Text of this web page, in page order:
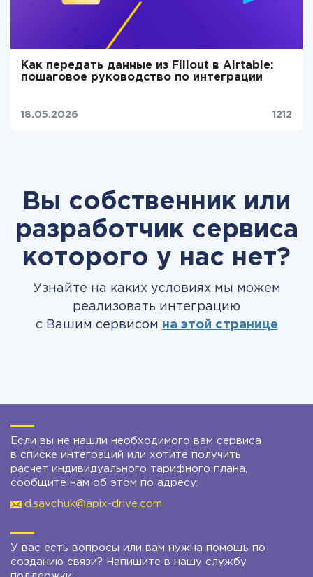
Как передать данные из Fillout в Airtable:
пошаговое руководство по интеграции
18.05.2026 1212
Вы собственник или
разработчик сервиса
которого у нас нет?
Узнайте на каких условиях мы можем
реализовать интеграцию
с Вашим сервисом на этой странице
Если вы не нашли необходимого вам сервиса
в списке интеграций или хотите получить
расчет индивидуального тарифного плана,
сообщите нам об этом по адресу:
d.savchuk@apix-drive.com
У вас есть вопросы или вам нужна помощь по
созданию связи? Напишите в нашу службу